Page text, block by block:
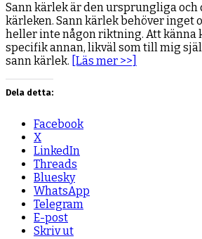
Sann kärlek är den ursprungliga
kärleken. Sann kärlek behöver inget
heller inte någon riktning. Att känna
specifik annan, likväl som till mig
sann kärlek. [Läs mer >>]
Dela detta:
Facebook
X
LinkedIn
Threads
Bluesky
WhatsApp
Telegram
E-post
Skriv ut